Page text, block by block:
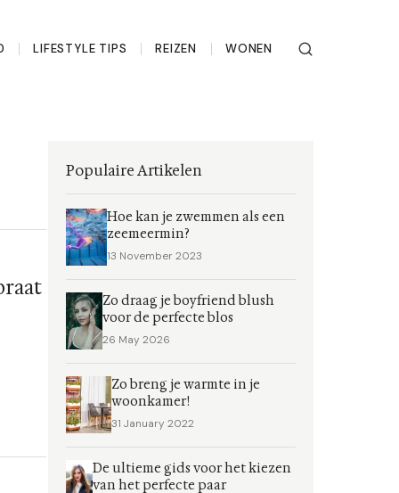
LIFESTYLE TIPS REIZEN WONEN
Populaire Artikelen
Hoe kan je zwemmen als een
zeemeermin?
13 November 2023
Zo draag je boyfriend blush
voor de perfecte blos
26 May 2026
Zo breng je warmte in je
woonkamer!
31 January 2022
De ultieme gids voor het kiezen
van het perfecte paar